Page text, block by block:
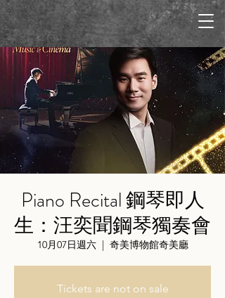
Piano Recital 鋼琴即人
生：汪奕聞鋼琴獨奏會
10月07日週六
  |
奇美博物館奇美廳
Tickets are not on sale